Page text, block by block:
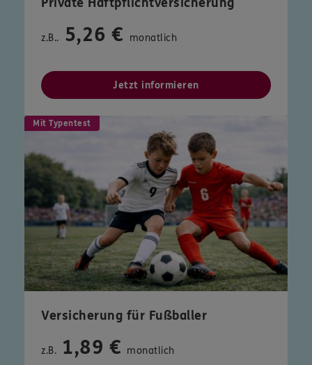
z.B.. 5,26 € monatlich
Jetzt informieren
Mit Typentest
Versicherung für Fußballer
z.B. 1,89 € monatlich